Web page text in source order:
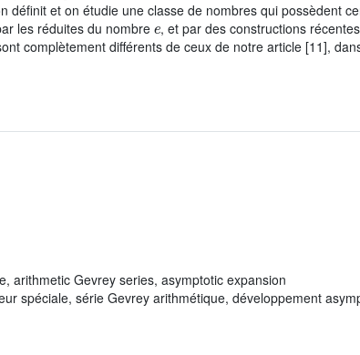
et on étudie une classe de nombres qui possèdent
les réduites du nombree, et par des constructions
complètement différents de ceux de notre article [11],
arithmetic Gevrey series, asymptotic expansion
spéciale, série Gevrey arithmétique, développement